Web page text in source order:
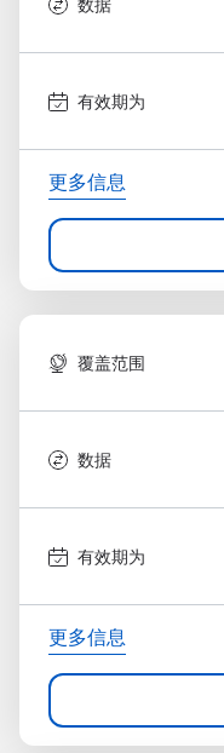
数据
有效期为
更多信息
覆盖范围
数据
有效期为
更多信息